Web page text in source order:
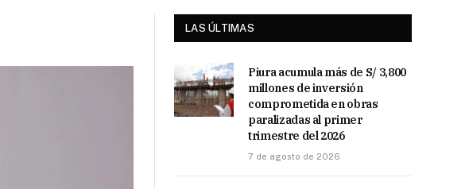
LAS ÚLTIMAS
Piura acumula más de S/ 3,800
millones de inversión
comprometida en obras
paralizadas al primer
trimestre del 2026
7 de agosto de 2026